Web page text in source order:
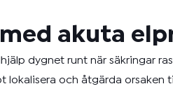
akuta
dygnet runt när säkringar
lokalisera och åtgärda orsaken